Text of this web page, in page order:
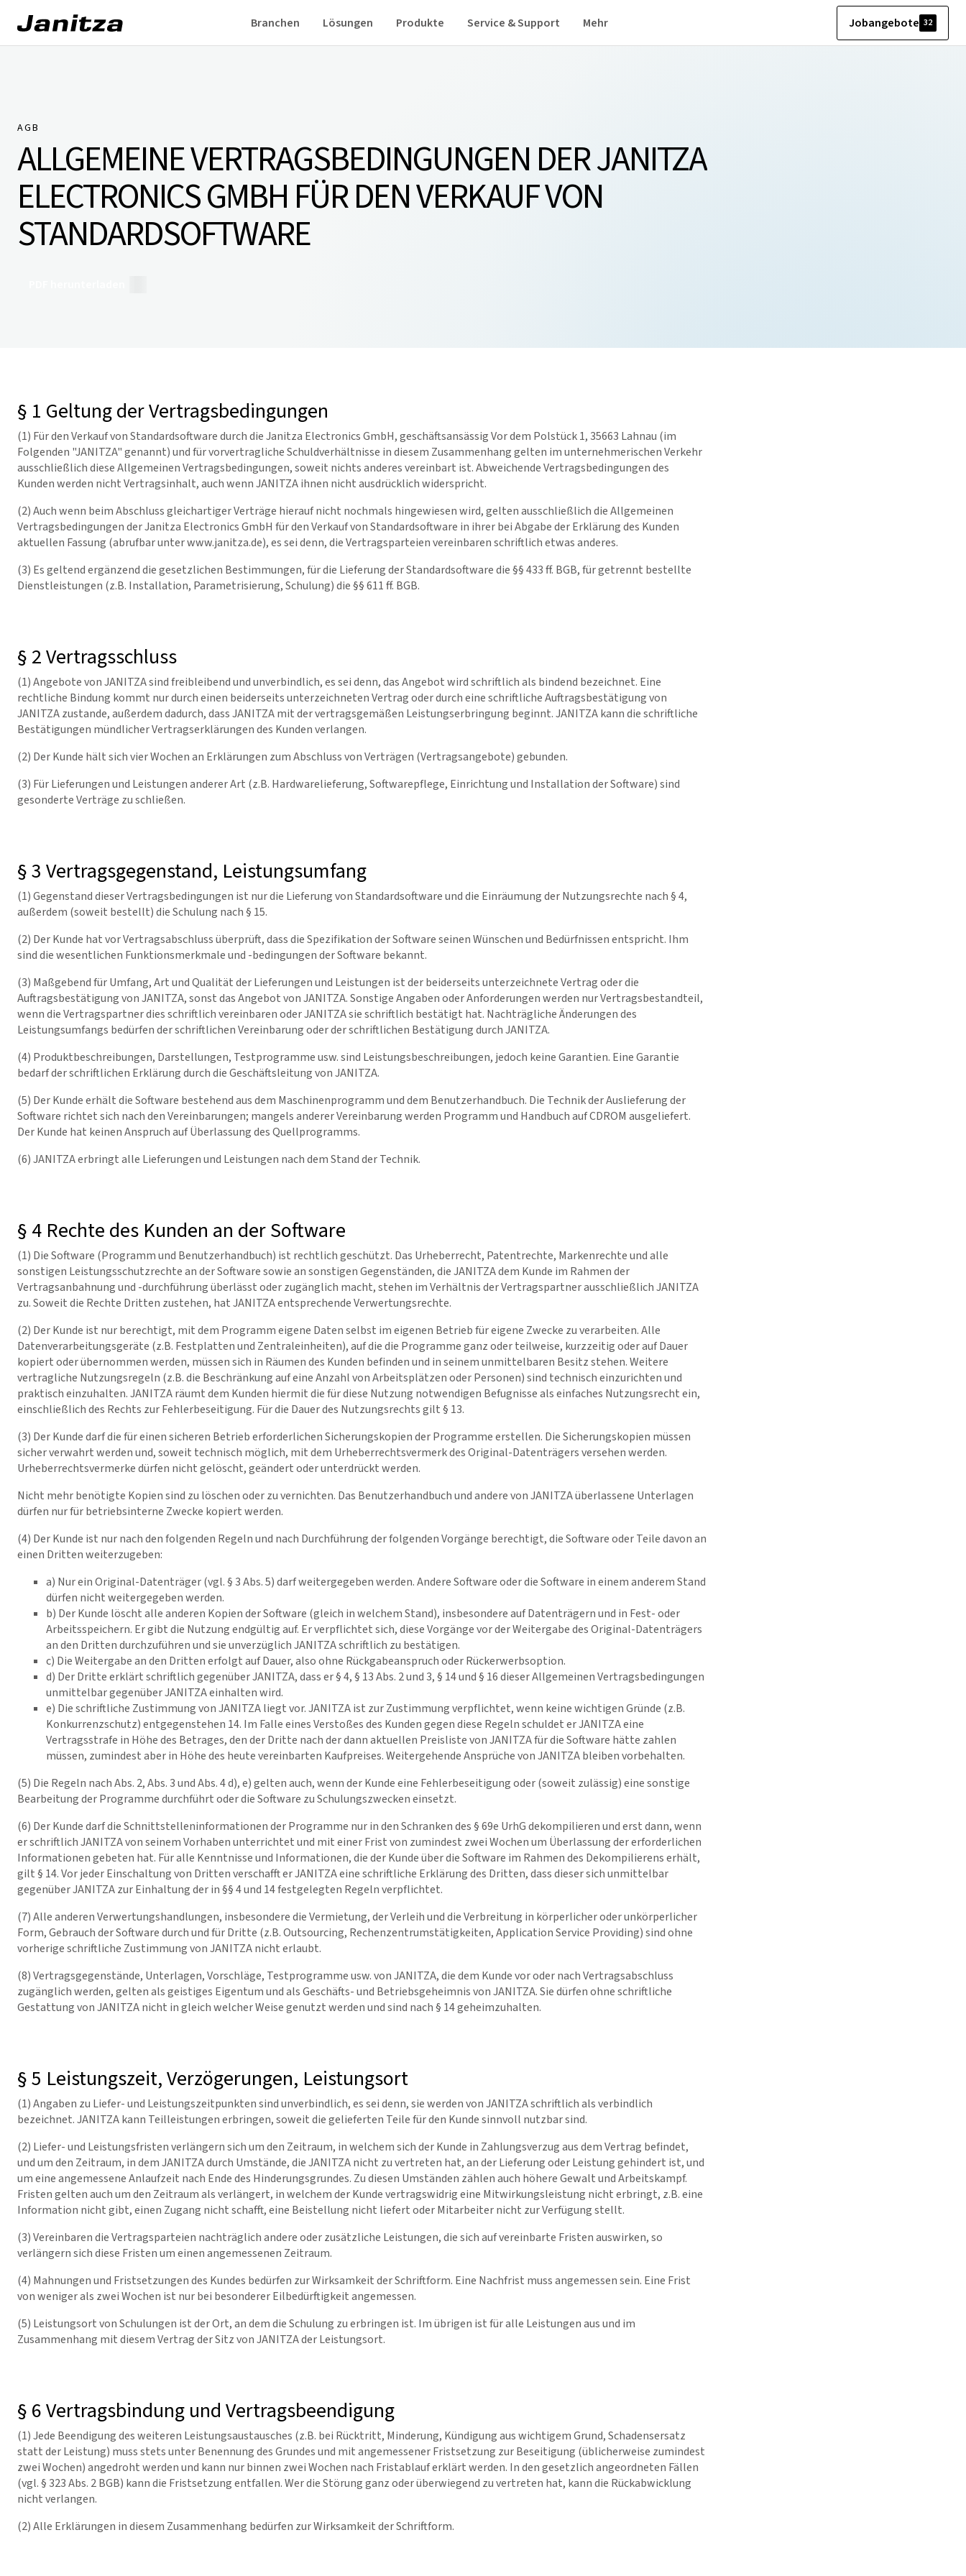
Branchen Lösungen Produkte Service & Support Mehr Jobangebote 32
AGB
ALLGEMEINE VERTRAGSBEDINGUNGEN DER JANITZA
ELECTRONICS GMBH FÜR DEN VERKAUF VON
STANDARDSOFTWARE
§ 1 Geltung der Vertragsbedingungen
(1) Für den Verkauf von Standardsoftware durch die Janitza Electronics GmbH, geschäftsansässig Vor dem Polstück 1, 35663 Lahnau (im
Folgenden "JANITZA" genannt) und für vorvertragliche Schuldverhältnisse in diesem Zusammenhang gelten im unternehmerischen Verkehr
ausschließlich diese Allgemeinen Vertragsbedingungen, soweit nichts anderes vereinbart ist. Abweichende Vertragsbedingungen des
Kunden werden nicht Vertragsinhalt, auch wenn JANITZA ihnen nicht ausdrücklich widerspricht.
(2) Auch wenn beim Abschluss gleichartiger Verträge hierauf nicht nochmals hingewiesen wird, gelten ausschließlich die Allgemeinen
Vertragsbedingungen der Janitza Electronics GmbH für den Verkauf von Standardsoftware in ihrer bei Abgabe der Erklärung des Kunden
aktuellen Fassung (abrufbar unter www.janitza.de), es sei denn, die Vertragsparteien vereinbaren schriftlich etwas anderes.
(3) Es geltend ergänzend die gesetzlichen Bestimmungen, für die Lieferung der Standardsoftware die §§ 433 ff. BGB, für getrennt bestellte
Dienstleistungen (z.B. Installation, Parametrisierung, Schulung) die §§ 611 ff. BGB.
§ 2 Vertragsschluss
(1) Angebote von JANITZA sind freibleibend und unverbindlich, es sei denn, das Angebot wird schriftlich als bindend bezeichnet. Eine
rechtliche Bindung kommt nur durch einen beiderseits unterzeichneten Vertrag oder durch eine schriftliche Auftragsbestätigung von
JANITZA zustande, außerdem dadurch, dass JANITZA mit der vertragsgemäßen Leistungserbringung beginnt. JANITZA kann die schriftliche
Bestätigungen mündlicher Vertragserklärungen des Kunden verlangen.
(2) Der Kunde hält sich vier Wochen an Erklärungen zum Abschluss von Verträgen (Vertragsangebote) gebunden.
(3) Für Lieferungen und Leistungen anderer Art (z.B. Hardwarelieferung, Softwarepflege, Einrichtung und Installation der Software) sind
gesonderte Verträge zu schließen.
§ 3 Vertragsgegenstand, Leistungsumfang
(1) Gegenstand dieser Vertragsbedingungen ist nur die Lieferung von Standardsoftware und die Einräumung der Nutzungsrechte nach § 4,
außerdem (soweit bestellt) die Schulung nach § 15.
(2) Der Kunde hat vor Vertragsabschluss überprüft, dass die Spezifikation der Software seinen Wünschen und Bedürfnissen entspricht. Ihm
sind die wesentlichen Funktionsmerkmale und -bedingungen der Software bekannt.
(3) Maßgebend für Umfang, Art und Qualität der Lieferungen und Leistungen ist der beiderseits unterzeichnete Vertrag oder die
Auftragsbestätigung von JANITZA, sonst das Angebot von JANITZA. Sonstige Angaben oder Anforderungen werden nur Vertragsbestandteil,
wenn die Vertragspartner dies schriftlich vereinbaren oder JANITZA sie schriftlich bestätigt hat. Nachträgliche Änderungen des
Leistungsumfangs bedürfen der schriftlichen Vereinbarung oder der schriftlichen Bestätigung durch JANITZA.
(4) Produktbeschreibungen, Darstellungen, Testprogramme usw. sind Leistungsbeschreibungen, jedoch keine Garantien. Eine Garantie
bedarf der schriftlichen Erklärung durch die Geschäftsleitung von JANITZA.
(5) Der Kunde erhält die Software bestehend aus dem Maschinenprogramm und dem Benutzerhandbuch. Die Technik der Auslieferung der
Software richtet sich nach den Vereinbarungen; mangels anderer Vereinbarung werden Programm und Handbuch auf CDROM ausgeliefert.
Der Kunde hat keinen Anspruch auf Überlassung des Quellprogramms.
(6) JANITZA erbringt alle Lieferungen und Leistungen nach dem Stand der Technik.
§ 4 Rechte des Kunden an der Software
(1) Die Software (Programm und Benutzerhandbuch) ist rechtlich geschützt. Das Urheberrecht, Patentrechte, Markenrechte und alle
sonstigen Leistungsschutzrechte an der Software sowie an sonstigen Gegenständen, die JANITZA dem Kunde im Rahmen der
Vertragsanbahnung und -durchführung überlässt oder zugänglich macht, stehen im Verhältnis der Vertragspartner ausschließlich JANITZA
zu. Soweit die Rechte Dritten zustehen, hat JANITZA entsprechende Verwertungsrechte.
(2) Der Kunde ist nur berechtigt, mit dem Programm eigene Daten selbst im eigenen Betrieb für eigene Zwecke zu verarbeiten. Alle
Datenverarbeitungsgeräte (z.B. Festplatten und Zentraleinheiten), auf die die Programme ganz oder teilweise, kurzzeitig oder auf Dauer
kopiert oder übernommen werden, müssen sich in Räumen des Kunden befinden und in seinem unmittelbaren Besitz stehen. Weitere
vertragliche Nutzungsregeln (z.B. die Beschränkung auf eine Anzahl von Arbeitsplätzen oder Personen) sind technisch einzurichten und
praktisch einzuhalten. JANITZA räumt dem Kunden hiermit die für diese Nutzung notwendigen Befugnisse als einfaches Nutzungsrecht ein,
einschließlich des Rechts zur Fehlerbeseitigung. Für die Dauer des Nutzungsrechts gilt § 13.
(3) Der Kunde darf die für einen sicheren Betrieb erforderlichen Sicherungskopien der Programme erstellen. Die Sicherungskopien müssen
sicher verwahrt werden und, soweit technisch möglich, mit dem Urheberrechtsvermerk des Original-Datenträgers versehen werden.
Urheberrechtsvermerke dürfen nicht gelöscht, geändert oder unterdrückt werden.
Nicht mehr benötigte Kopien sind zu löschen oder zu vernichten. Das Benutzerhandbuch und andere von JANITZA überlassene Unterlagen
dürfen nur für betriebsinterne Zwecke kopiert werden.
(4) Der Kunde ist nur nach den folgenden Regeln und nach Durchführung der folgenden Vorgänge berechtigt, die Software oder Teile davon an
einen Dritten weiterzugeben:
a) Nur ein Original-Datenträger (vgl. § 3 Abs. 5) darf weitergegeben werden. Andere Software oder die Software in einem anderem Stand
dürfen nicht weitergegeben werden.
b) Der Kunde löscht alle anderen Kopien der Software (gleich in welchem Stand), insbesondere auf Datenträgern und in Fest- oder
Arbeitsspeichern. Er gibt die Nutzung endgültig auf. Er verpflichtet sich, diese Vorgänge vor der Weitergabe des Original-Datenträgers
an den Dritten durchzuführen und sie unverzüglich JANITZA schriftlich zu bestätigen.
c) Die Weitergabe an den Dritten erfolgt auf Dauer, also ohne Rückgabeanspruch oder Rückerwerbsoption.
d) Der Dritte erklärt schriftlich gegenüber JANITZA, dass er § 4, § 13 Abs. 2 und 3, § 14 und § 16 dieser Allgemeinen Vertragsbedingungen
unmittelbar gegenüber JANITZA einhalten wird.
e) Die schriftliche Zustimmung von JANITZA liegt vor. JANITZA ist zur Zustimmung verpflichtet, wenn keine wichtigen Gründe (z.B.
Konkurrenzschutz) entgegenstehen 14. Im Falle eines Verstoßes des Kunden gegen diese Regeln schuldet er JANITZA eine
Vertragsstrafe in Höhe des Betrages, den der Dritte nach der dann aktuellen Preisliste von JANITZA für die Software hätte zahlen
müssen, zumindest aber in Höhe des heute vereinbarten Kaufpreises. Weitergehende Ansprüche von JANITZA bleiben vorbehalten.
(5) Die Regeln nach Abs. 2, Abs. 3 und Abs. 4 d), e) gelten auch, wenn der Kunde eine Fehlerbeseitigung oder (soweit zulässig) eine sonstige
Bearbeitung der Programme durchführt oder die Software zu Schulungszwecken einsetzt.
(6) Der Kunde darf die Schnittstelleninformationen der Programme nur in den Schranken des § 69e UrhG dekompilieren und erst dann, wenn
er schriftlich JANITZA von seinem Vorhaben unterrichtet und mit einer Frist von zumindest zwei Wochen um Überlassung der erforderlichen
Informationen gebeten hat. Für alle Kenntnisse und Informationen, die der Kunde über die Software im Rahmen des Dekompilierens erhält,
gilt § 14. Vor jeder Einschaltung von Dritten verschafft er JANITZA eine schriftliche Erklärung des Dritten, dass dieser sich unmittelbar
gegenüber JANITZA zur Einhaltung der in §§ 4 und 14 festgelegten Regeln verpflichtet.
(7) Alle anderen Verwertungshandlungen, insbesondere die Vermietung, der Verleih und die Verbreitung in körperlicher oder unkörperlicher
Form, Gebrauch der Software durch und für Dritte (z.B. Outsourcing, Rechenzentrumstätigkeiten, Application Service Providing) sind ohne
vorherige schriftliche Zustimmung von JANITZA nicht erlaubt.
(8) Vertragsgegenstände, Unterlagen, Vorschläge, Testprogramme usw. von JANITZA, die dem Kunde vor oder nach Vertragsabschluss
zugänglich werden, gelten als geistiges Eigentum und als Geschäfts- und Betriebsgeheimnis von JANITZA. Sie dürfen ohne schriftliche
Gestattung von JANITZA nicht in gleich welcher Weise genutzt werden und sind nach § 14 geheimzuhalten.
§ 5 Leistungszeit, Verzögerungen, Leistungsort
(1) Angaben zu Liefer- und Leistungszeitpunkten sind unverbindlich, es sei denn, sie werden von JANITZA schriftlich als verbindlich
bezeichnet. JANITZA kann Teilleistungen erbringen, soweit die gelieferten Teile für den Kunde sinnvoll nutzbar sind.
(2) Liefer- und Leistungsfristen verlängern sich um den Zeitraum, in welchem sich der Kunde in Zahlungsverzug aus dem Vertrag befindet,
und um den Zeitraum, in dem JANITZA durch Umstände, die JANITZA nicht zu vertreten hat, an der Lieferung oder Leistung gehindert ist, und
um eine angemessene Anlaufzeit nach Ende des Hinderungsgrundes. Zu diesen Umständen zählen auch höhere Gewalt und Arbeitskampf.
Fristen gelten auch um den Zeitraum als verlängert, in welchem der Kunde vertragswidrig eine Mitwirkungsleistung nicht erbringt, z.B. eine
Information nicht gibt, einen Zugang nicht schafft, eine Beistellung nicht liefert oder Mitarbeiter nicht zur Verfügung stellt.
(3) Vereinbaren die Vertragsparteien nachträglich andere oder zusätzliche Leistungen, die sich auf vereinbarte Fristen auswirken, so
verlängern sich diese Fristen um einen angemessenen Zeitraum.
(4) Mahnungen und Fristsetzungen des Kundes bedürfen zur Wirksamkeit der Schriftform. Eine Nachfrist muss angemessen sein. Eine Frist
von weniger als zwei Wochen ist nur bei besonderer Eilbedürftigkeit angemessen.
(5) Leistungsort von Schulungen ist der Ort, an dem die Schulung zu erbringen ist. Im übrigen ist für alle Leistungen aus und im
Zusammenhang mit diesem Vertrag der Sitz von JANITZA der Leistungsort.
§ 6 Vertragsbindung und Vertragsbeendigung
(1) Jede Beendigung des weiteren Leistungsaustausches (z.B. bei Rücktritt, Minderung, Kündigung aus wichtigem Grund, Schadensersatz
statt der Leistung) muss stets unter Benennung des Grundes und mit angemessener Fristsetzung zur Beseitigung (üblicherweise zumindest
zwei Wochen) angedroht werden und kann nur binnen zwei Wochen nach Fristablauf erklärt werden. In den gesetzlich angeordneten Fällen
(vgl. § 323 Abs. 2 BGB) kann die Fristsetzung entfallen. Wer die Störung ganz oder überwiegend zu vertreten hat, kann die Rückabwicklung
nicht verlangen.
(2) Alle Erklärungen in diesem Zusammenhang bedürfen zur Wirksamkeit der Schriftform.